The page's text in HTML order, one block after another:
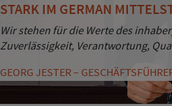
STARK IM GERMAN
Wir stehen für die Werte des
Zuverlässigkeit, Verantwortung,
GEORG JESTER –
BESTÄNDIGKEIT UND
Durch Professionalität und
Kunden. Und das seit mehr als 30
ANDREAS HAASS –